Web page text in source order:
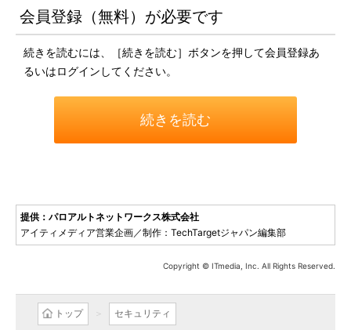
会員登録（無料）が必要です
続きを読むには、［続きを読む］ボタンを押して会員登録あ
るいはログインしてください。
続きを読む
提供：パロアルトネットワークス株式会社
アイティメディア営業企画／制作：TechTargetジャパン編集部
Copyright © ITmedia, Inc. All Rights Reserved.
トップ セキュリティ